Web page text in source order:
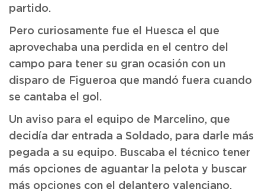
partido.
Pero curiosamente fue el Huesca el que
aprovechaba una perdida en el centro del
campo para tener su gran ocasión con un
disparo de Figueroa que mandó fuera cuando
se cantaba el gol.
Un aviso para el equipo de Marcelino, que
decidía dar entrada a Soldado, para darle más
pegada a su equipo. Buscaba el técnico tener
más opciones de aguantar la pelota y buscar
más opciones con el delantero valenciano.